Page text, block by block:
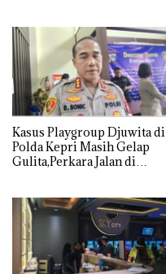
Kasus Playgroup Djuwita di
Polda Kepri Masih Gelap
Gulita,Perkara Jalan di